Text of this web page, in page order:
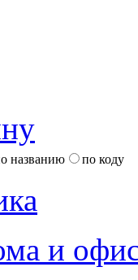
названию по коду
и